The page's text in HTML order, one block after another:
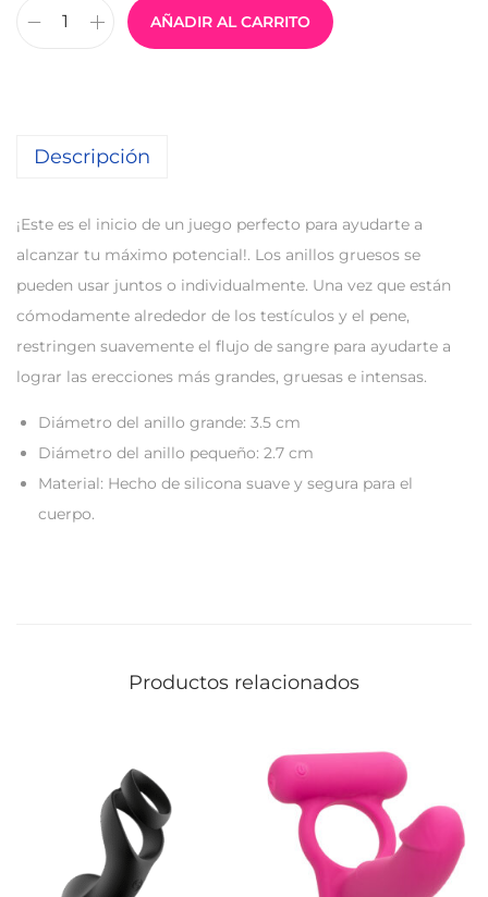
AÑADIR AL CARRITO
Descripción
¡Este es el inicio de un juego perfecto para ayudarte a
alcanzar tu máximo potencial!. Los anillos gruesos se
pueden usar juntos o individualmente. Una vez que están
cómodamente alrededor de los testículos y el pene,
restringen suavemente el flujo de sangre para ayudarte a
lograr las erecciones más grandes, gruesas e intensas.
Diámetro del anillo grande: 3.5 cm
Diámetro del anillo pequeño: 2.7 cm
Material: Hecho de silicona suave y segura para el
cuerpo.
Productos relacionados